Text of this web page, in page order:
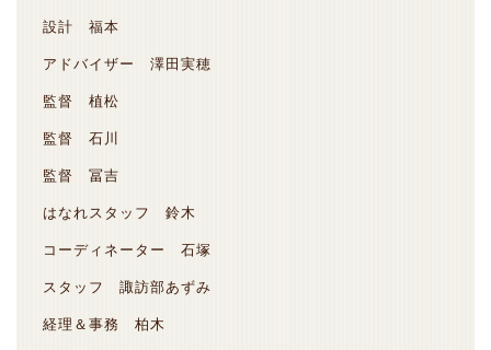
設計 福本
アドバイザー 澤田実穂
監督 植松
監督 石川
監督 冨吉
はなれスタッフ 鈴木
コーディネーター 石塚
スタッフ 諏訪部あずみ
経理＆事務 柏木